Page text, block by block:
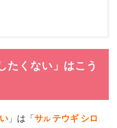
たくない」はこう
」は「 サルテウギ シロ